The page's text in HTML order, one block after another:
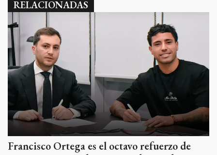
RELACIONADAS
Francisco Ortega es el octavo refuerzo de